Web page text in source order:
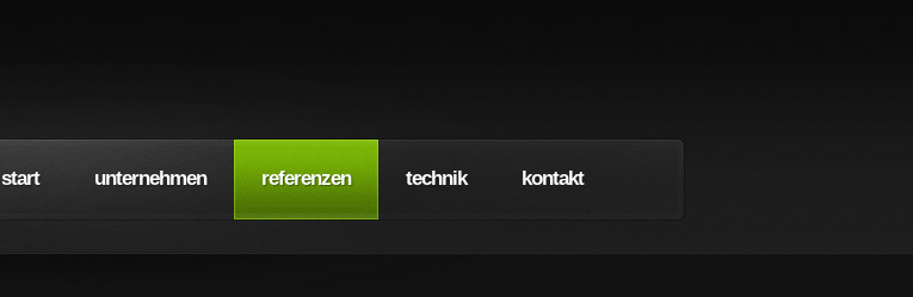
start unternehmen referenzen technik kontakt